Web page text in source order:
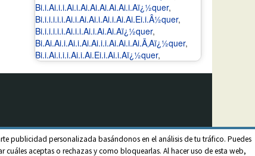
publicidad personalizada basándonos en el análisis de tu tráfico. Puedes
aceptas o rechazas y como bloquearlas. Al hacer uso de esta web,
Bi.i.Ai.i.i.Ai.i.Ai.Ai.Ai.Ai.Ai.i.Aï¿½quer,
Bi.i.i.i.i.i.Ai.i.Ai.Ai.i.Ai.i.Ai.Ai.Ei.i.Â½quer,
Bi.i.i.i.i.i.Ai.i.i.Ai.i.Ai.Ai.Aï¿½quer,
Bi.Ai.Ai.i.Ai.i.Ai.Ai.i.i.Ai.Ai.i.Ai.Ã‚Aï¿½quer,
Bi.i.Ai.i.i.i.Ai.i.Ai.Ei.i.Ai.i.Aï¿½quer,